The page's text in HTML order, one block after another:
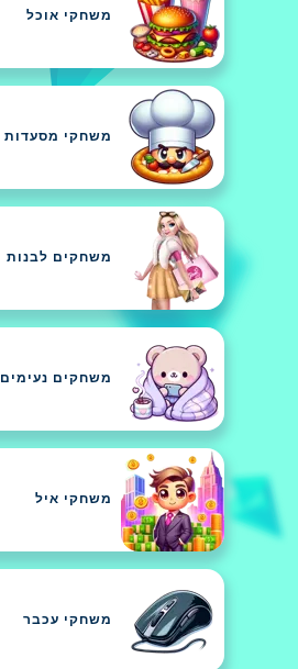
משחקי אוכל
משחקי מסעדות
משחקים לבנות
משחקים נעימים
משחקי איל
משחקי עכבר